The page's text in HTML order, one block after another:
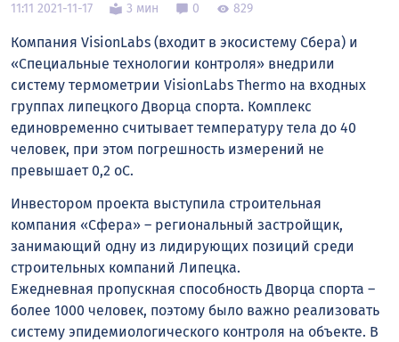
11:11 2021-11-17 3 мин 0 829
Компания VisionLabs (входит в экосистему Сбера) и
«Специальные технологии контроля» внедрили
систему термометрии VisionLabs Thermo на входных
группах липецкого Дворца спорта. Комплекс
единовременно считывает температуру тела до 40
человек, при этом погрешность измерений не
превышает 0,2 оС.
Инвестором проекта выступила строительная
компания «Сфера» – региональный застройщик,
занимающий одну из лидирующих позиций среди
строительных компаний Липецка.
Ежедневная пропускная способность Дворца спорта –
более 1000 человек, поэтому было важно реализовать
систему эпидемиологического контроля на объекте. В